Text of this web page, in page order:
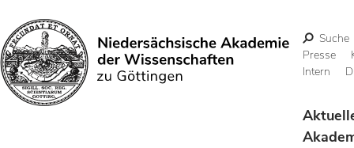
Suchen
Suche
Presse
Intern